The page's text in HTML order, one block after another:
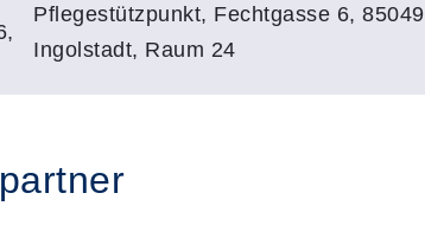
Pflegestützpunkt, Fechtgasse 6, 85049
Ingolstadt, Raum 24